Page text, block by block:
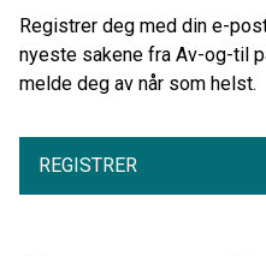
Registrer deg med din e-
nyeste sakene fra Av-og-til
melde deg av når som helst.
REGISTRER